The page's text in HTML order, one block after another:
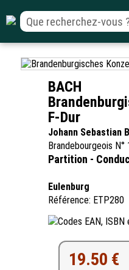
BACH
F-Dur
Johann Sebastian
Brandebourgeois N°
Partition -
Eulenburg
Référence: ETP280
19.50 €